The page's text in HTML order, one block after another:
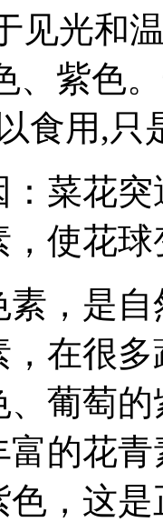
见光和
、紫色
食用,只
菜花
使花
，是
在很
葡萄
富的花
，这